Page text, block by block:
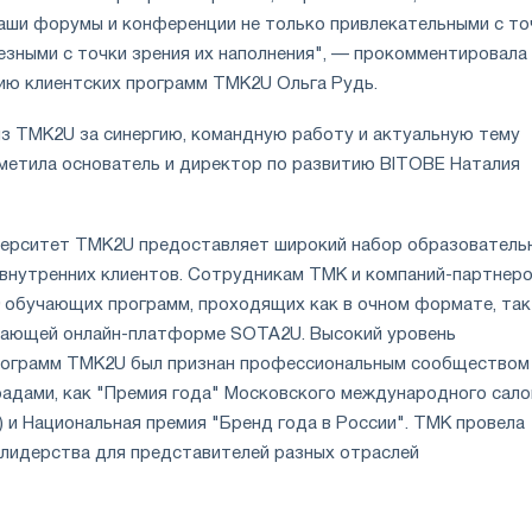
форумы и конференции не только привлекательными с
с точки зрения их наполнения", — прокомментировала
клиентских программ ТМК2U Ольга Рудь.
ТМК2U за синергию, командную работу и актуальную тему
основатель и директор по развитию BITOBE Наталия
TMK2U предоставляет широкий набор
клиентов. Сотрудникам ТМК и компаний-
программ, проходящих как в очном формате, так
онлайн-платформе SOTA2U. Высокий уровень
TMK2U был признан профессиональным сообществом
как "Премия года" Московского международного
Национальная премия "Бренд года в России". ТМК провела
для представителей разных отраслей